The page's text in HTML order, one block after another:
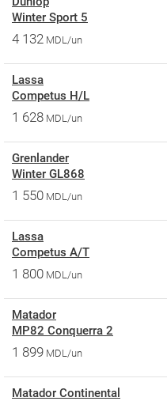
Winter Sport 5
4 132 MDL/un
Lassa
Competus H/L
1 628 MDL/un
Grenlander
Winter GL868
1 550 MDL/un
Lassa
Competus A/T
1 800 MDL/un
Matador
MP82 Conquerra 2
1 899 MDL/un
Matador Continental